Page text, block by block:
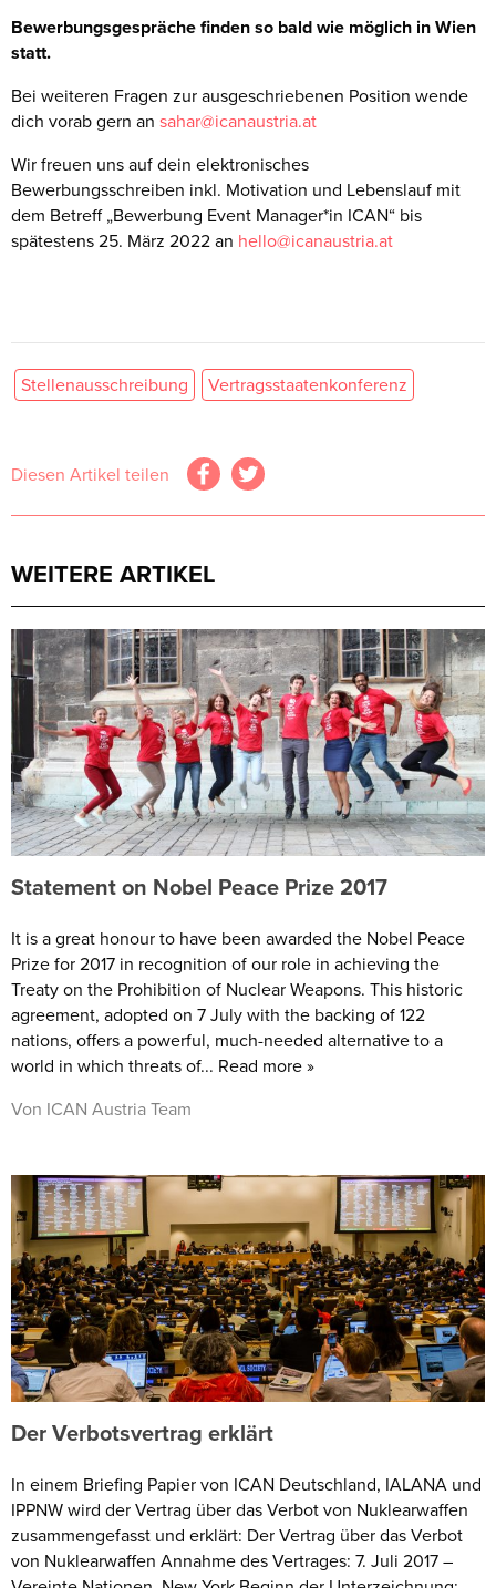
Bewerbungsgespräche finden so bald wie möglich in Wien
statt.
Bei weiteren Fragen zur ausgeschriebenen Position wende
dich vorab gern an sahar@icanaustria.at
Wir freuen uns auf dein elektronisches
Bewerbungsschreiben inkl. Motivation und Lebenslauf mit
dem Betreff „Bewerbung Event Manager*in ICAN“ bis
spätestens 25. März 2022 an hello@icanaustria.at
Stellenausschreibung Vertragsstaatenkonferenz
Diesen Artikel teilen
WEITERE ARTIKEL
Statement on Nobel Peace Prize 2017
It is a great honour to have been awarded the Nobel Peace
Prize for 2017 in recognition of our role in achieving the
Treaty on the Prohibition of Nuclear Weapons. This historic
agreement, adopted on 7 July with the backing of 122
nations, offers a powerful, much-needed alternative to a
world in which threats of... Read more »
Von ICAN Austria Team
Der Verbotsvertrag erklärt
In einem Briefing Papier von ICAN Deutschland, IALANA und
IPPNW wird der Vertrag über das Verbot von Nuklearwaffen
zusammengefasst und erklärt: Der Vertrag über das Verbot
von Nuklearwaffen Annahme des Vertrages: 7. Juli 2017 –